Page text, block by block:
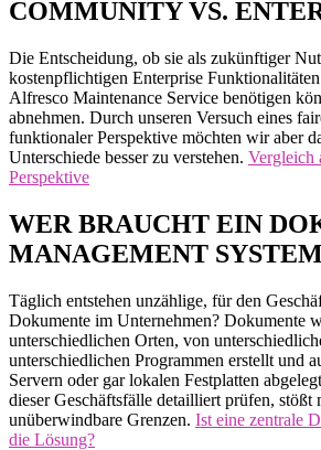
COMMUNITY VS.
Die Entscheidung, ob sie als zukünftiger
kostenpflichtigen Enterprise
Alfresco Maintenance Service benötigen
abnehmen. Durch unseren Versuch eines
funktionaler Perspektive möchten wir aber
Unterschiede besser zu verstehen. Vergleich
Perspektive
WER BRAUCHT EIN
MANAGEMENT
Täglich entstehen unzählige, für den
Dokumente im Unternehmen? Dokumente
unterschiedlichen Orten, von
unterschiedlichen Programmen erstellt und
Servern oder gar lokalen Festplatten
dieser Geschäftsfälle detailliert prüfen, stößt
unüberwindbare Grenzen. Ist eine zentrale
die Lösung?